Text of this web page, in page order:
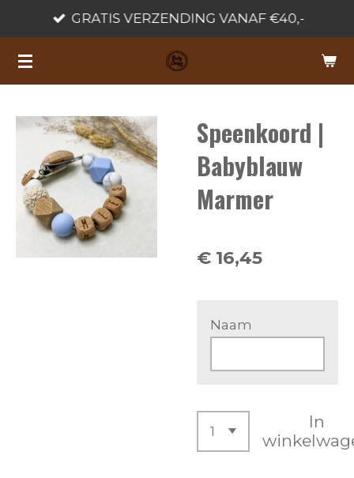
direct
naar
de
hoofdinhoud
GRATIS VERZENDING VANAF €40,-
Speenkoord |
Babyblauw
Marmer
€ 16,45
Naam
In